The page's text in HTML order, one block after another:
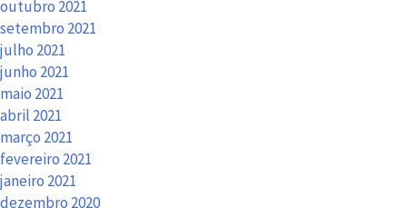
outubro 2021
setembro 2021
julho 2021
junho 2021
maio 2021
abril 2021
março 2021
fevereiro 2021
janeiro 2021
dezembro 2020